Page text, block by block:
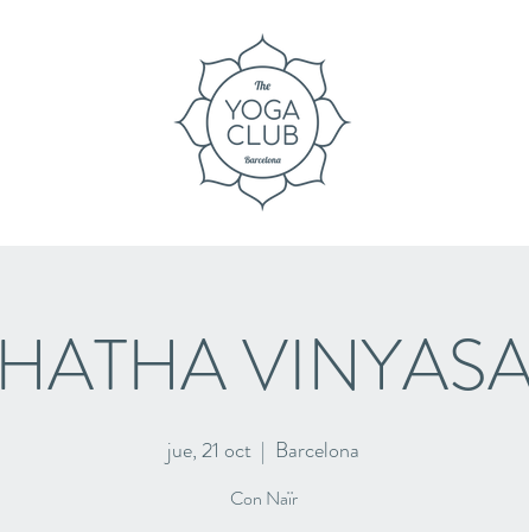
HATHA
jue, 21 oct
  |
Barcelona
Con Naïr